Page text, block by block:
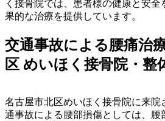
く接骨院では、患者様の健康と安
果的な治療を提供しています。
交通事故による腰痛治
区 めいほく接骨院・整
名古屋市北区めいほく接骨院に来院
通事故による腰部損傷としては、腰